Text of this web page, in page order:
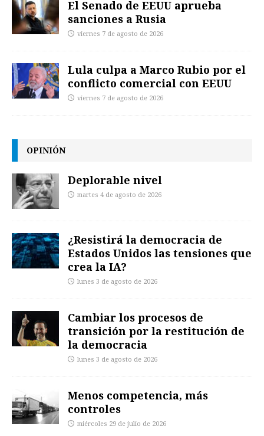
El Senado de EEUU aprueba
sanciones a Rusia
viernes 7 de agosto de 2026
Lula culpa a Marco Rubio por el
conflicto comercial con EEUU
viernes 7 de agosto de 2026
OPINIÓN
Deplorable nivel
martes 4 de agosto de 2026
¿Resistirá la democracia de
Estados Unidos las tensiones que
crea la IA?
lunes 3 de agosto de 2026
Cambiar los procesos de
transición por la restitución de
la democracia
lunes 3 de agosto de 2026
Menos competencia, más
controles
miércoles 29 de julio de 2026